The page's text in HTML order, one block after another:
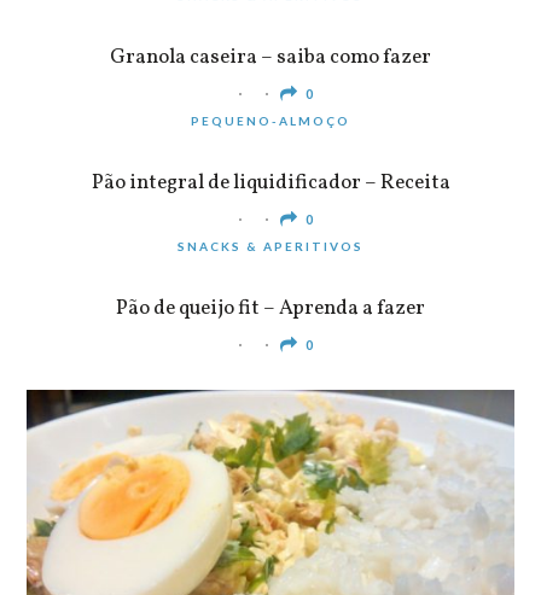
Granola caseira – saiba como fazer
0
PEQUENO-ALMOÇO
Pão integral de liquidificador – Receita
0
SNACKS & APERITIVOS
Pão de queijo fit – Aprenda a fazer
0